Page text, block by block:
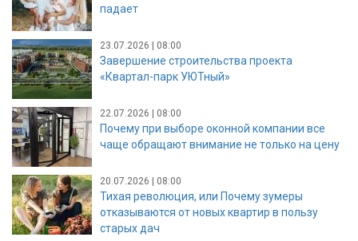
падает
23.07.2026 | 08:00
Завершение строительства проекта
«Квартал-парк УЮТный»
22.07.2026 | 08:00
Почему при выборе оконной компании все
чаще обращают внимание не только на цену
20.07.2026 | 08:00
Тихая революция, или Почему зумеры
отказываются от новых квартир в пользу
старых дач